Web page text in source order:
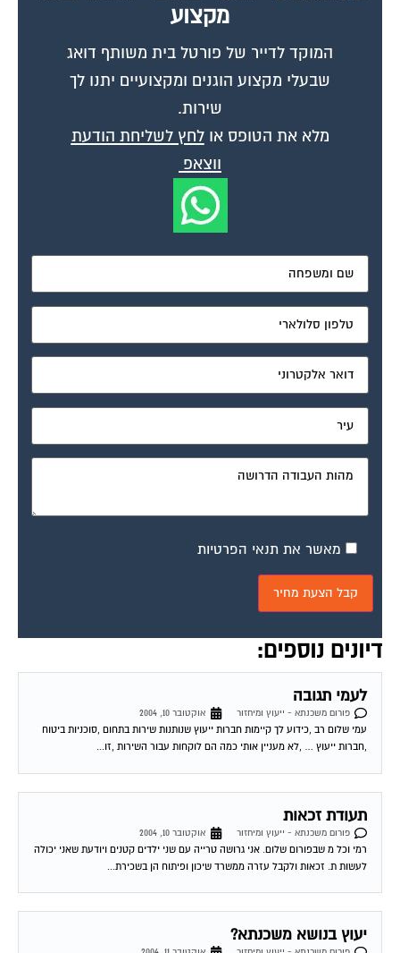
המוקד לדייר של פורטל בית משותף דואג
שבעלי מקצוע הוגנים ומקצועיים יתנו לך
שירות.
מלא את הטופס אולחץ לשליחת הודעת
ווצאפ
דיונים נוספים:
לעמי תגובה
פורום משכנתא - ייעוץ ומיחזור
עמי שלום רב ,כידוע לך קיימות חברות ייעוץ שנותנות שירות בתחום ,סוכניות ביטוח
,חברות ייעוץ … ,לא מעניין אותי כמה הם לוקחות עבור השירות ,זו...
תעודת זכאות
פורום משכנתא - ייעוץ ומיחזור
רמי וכל מ שבפורום שלום. אני גרושה טרייה עם שני ילדים קטנים ויודעת שאני יכולה
לעשות ת. זכאות ולקבל עזרה ממשרד שיכון ופיתוח הן בשכירת...
יעוץ בנושא משכנתא?
פורום משכנתא - ייעוץ ומיחזור